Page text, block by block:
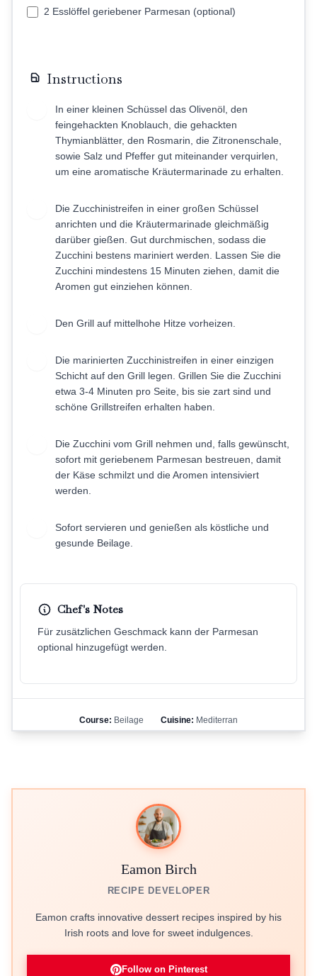
2 Esslöffel geriebener Parmesan (optional)
Instructions
In einer kleinen Schüssel das Olivenöl, den
feingehackten Knoblauch, die gehackten
Thymianblätter, den Rosmarin, die Zitronenschale,
sowie Salz und Pfeffer gut miteinander verquirlen,
um eine aromatische Kräutermarinade zu erhalten.
Die Zucchinistreifen in einer großen Schüssel
anrichten und die Kräutermarinade gleichmäßig
darüber gießen. Gut durchmischen, sodass die
Zucchini bestens mariniert werden. Lassen Sie die
Zucchini mindestens 15 Minuten ziehen, damit die
Aromen gut einziehen können.
Den Grill auf mittelhohe Hitze vorheizen.
Die marinierten Zucchinistreifen in einer einzigen
Schicht auf den Grill legen. Grillen Sie die Zucchini
etwa 3-4 Minuten pro Seite, bis sie zart sind und
schöne Grillstreifen erhalten haben.
Die Zucchini vom Grill nehmen und, falls gewünscht,
sofort mit geriebenem Parmesan bestreuen, damit
der Käse schmilzt und die Aromen intensiviert
werden.
Sofort servieren und genießen als köstliche und
gesunde Beilage.
Chef's Notes
Für zusätzlichen Geschmack kann der Parmesan
optional hinzugefügt werden.
Course: Beilage Cuisine: Mediterran
Eamon Birch
RECIPE DEVELOPER
Eamon crafts innovative dessert recipes inspired by his
Irish roots and love for sweet indulgences.
Follow on Pinterest